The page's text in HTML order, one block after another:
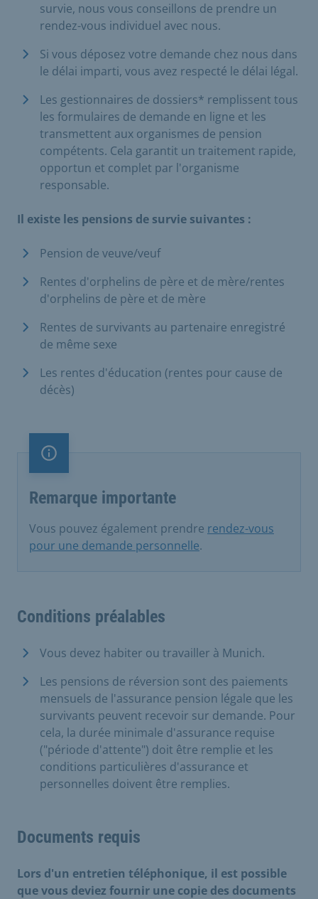
survie, nous vous conseillons de prendre un
rendez-vous individuel avec nous.
Si vous déposez votre demande chez nous dans
le délai imparti, vous avez respecté le délai légal.
Les gestionnaires de dossiers* remplissent tous
les formulaires de demande en ligne et les
transmettent aux organismes de pension
compétents. Cela garantit un traitement rapide,
opportun et complet par l'organisme
responsable.
Il existe les pensions de survie suivantes :
Pension de veuve/veuf
Rentes d'orphelins de père et de mère/rentes
d'orphelins de père et de mère
Rentes de survivants au partenaire enregistré
de même sexe
Les rentes d'éducation (rentes pour cause de
décès)
Remarque importante
Remarque importante
Vous pouvez également prendre rendez-vous
pour une demande personnelle.
Conditions préalables
Vous devez habiter ou travailler à Munich.
Les pensions de réversion sont des paiements
mensuels de l'assurance pension légale que les
survivants peuvent recevoir sur demande. Pour
cela, la durée minimale d'assurance requise
("période d'attente") doit être remplie et les
conditions particulières d'assurance et
personnelles doivent être remplies.
Documents requis
Lors d'un entretien téléphonique, il est possible
que vous deviez fournir une copie des documents